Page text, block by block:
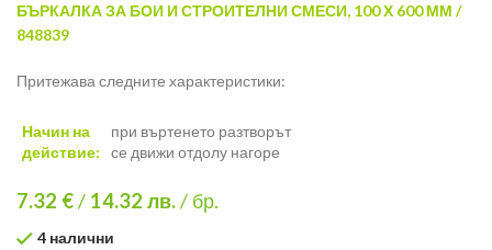
БЪРКАЛКА ЗА БОИ И СТРОИТЕЛНИ СМЕСИ, 100 Х 600 ММ /
848839
Притежава следните характеристики:
Начин на
действие:
при въртенето разтворът
се движи отдолу нагоре
7.32 €/ 14.32 лв./ бр.
4 налични